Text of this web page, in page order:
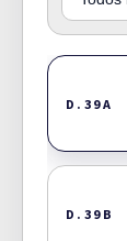
D.39A
D.39B